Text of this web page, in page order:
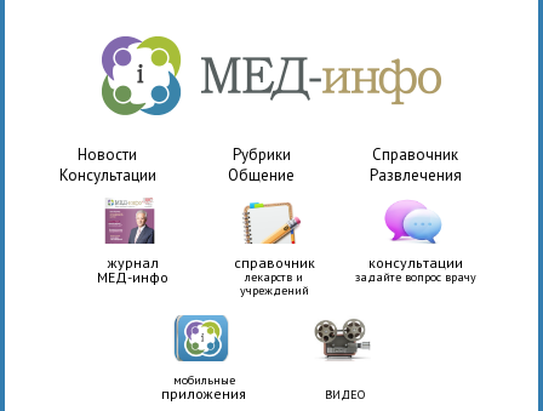
Новости Рубрики
Справочник
Консультации
Общение Развлечения
журнал
МЕД-инфо
справочник
лекарств и
учреждений
консультации
задайте вопрос врачу
мобильные
приложения ВИДЕО